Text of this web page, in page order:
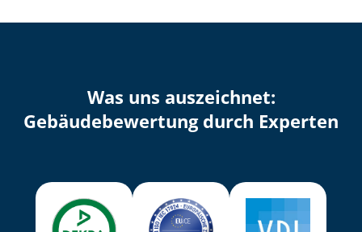
Was uns auszeichnet:
Ge­bäu­de­be­wer­tung durch Experten